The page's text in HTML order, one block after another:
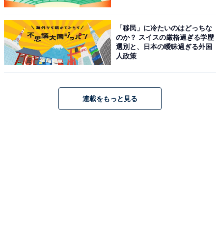
「移民」に冷たいのはどっちな
のか？ スイスの厳格過ぎる学歴
選別と、日本の曖昧過ぎる外国
人政策
連載をもっと見る